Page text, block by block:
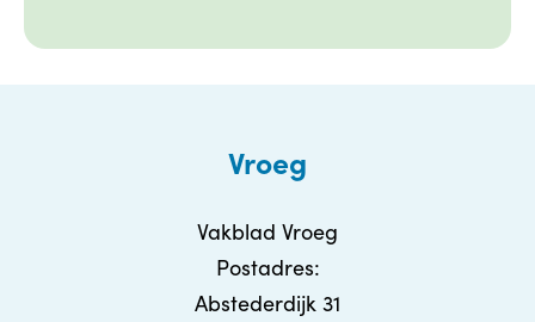
Vroeg
Vakblad Vroeg
Postadres:
Abstederdijk 31